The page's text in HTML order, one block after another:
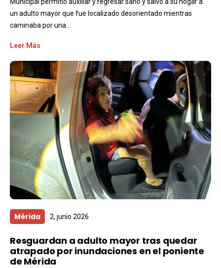
un adulto mayor que fue localizado desorientado mientras
caminaba por una...
Leer Más
Mérida 2, junio 2026
Resguardan a adulto mayor tras quedar
atrapado por inundaciones en el poniente
de Mérida